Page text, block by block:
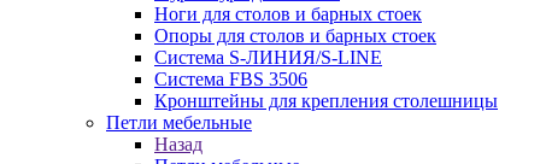
Ноги для столов и барных стоек
Опоры для столов и барных стоек
Система S-ЛИНИЯ/S-LINE
Система FBS 3506
Кронштейны для крепления столешницы
Петли мебельные
Назад